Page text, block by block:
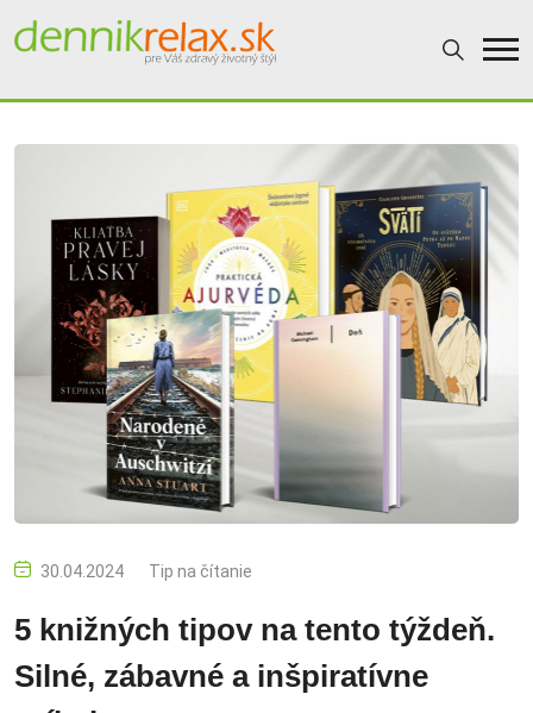
30.04.2024 Tip na čítanie
5 knižných tipov na tento týždeň.
Silné, zábavné a inšpiratívne